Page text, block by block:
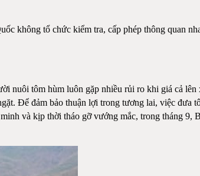
không tổ chức kiểm tra, cấp phép thông quan
nuôi tôm hùm luôn gặp nhiều rủi ro khi giá cả
Để đảm bảo thuận lợi trong tương lai, việc đưa
và kịp thời tháo gỡ vướng mắc, trong tháng